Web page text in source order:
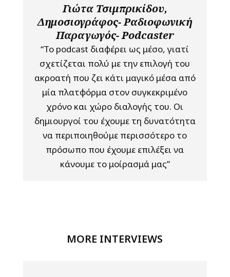
Γιώτα Τσιμπρικίδου,
Δημοσιογράφος- Ραδιοφωνική
Παραγωγός- Podcaster
“Το podcast διαφέρει ως μέσο, γιατί
σχετίζεται πολύ με την επιλογή του
ακροατή που ζει κάτι μαγικό μέσα από
μία πλατφόρμα στον συγκεκριμένο
χρόνο και χώρο διαλογής του. Οι
δημιουργοί του έχουμε τη δυνατότητα
να περιποιηθούμε περισσότερο το
πρόσωπο που έχουμε επιλέξει να
κάνουμε το μοίρασμά μας”
MORE INTERVIEWS